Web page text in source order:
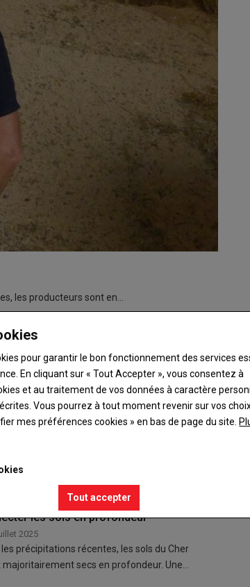
les producteurs sont en…
encore insuffisantes pour
les sols en profondeur
2025
les précipitations récentes, les sols du Cher
secs en profondeur. Une…
pour garantir le bon fonctionnement des services
En cliquant sur « Tout Accepter », vous consentez à
et au traitement de vos données à caractère
Vous pourrez à tout moment revenir sur vos
mes préférences cookies » en bas de page du site.
Tout accepter